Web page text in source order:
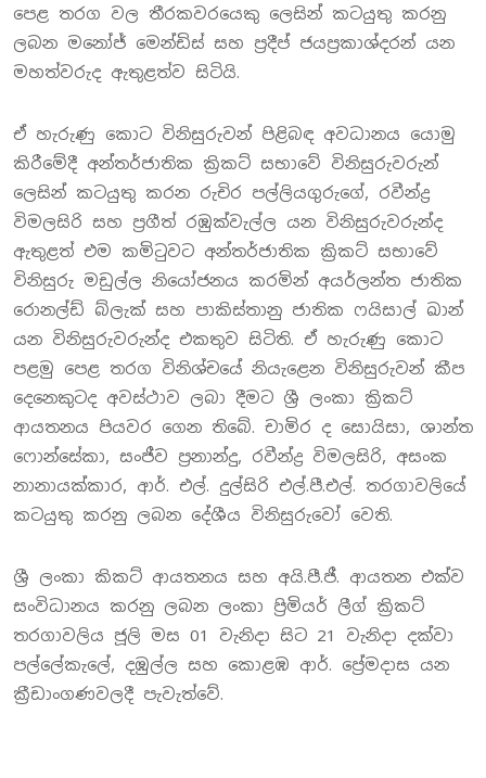
පෙළ තරග වල තීරකවරයෙකු ලෙසින් කටයුතු කරනු
ලබන මනෝජ් මෙන්ඩිස් සහ ප්‍රදීප් ජයප්‍රකාශ්දරන් යන
මහත්වරුද ඇතුළත්ව සිටියි.
ඒ හැරුණු කොට විනිසුරුවන් පිළිබඳ අවධානය යොමු
කිරීමේදී අන්තර්ජාතික ක්‍රිකට් සභාවේ විනිසුරුවරුන්
ලෙසින් කටයුතු කරන රුචිර පල්ලියගුරුගේ, රවීන්ද්‍ර
විමලසිරි සහ ප්‍රගීත් රඹුක්වැල්ල යන විනිසුරුවරුන්ද
ඇතුළත් එම කමිටුවට අන්තර්ජාතික ක්‍රිකට් සභාවේ
විනිසුරු මඩුල්ල නියෝජනය කරමින් අයර්ලන්ත ජාතික
රොනල්ඩ් බ්ලැක් සහ පාකිස්තානු ජාතික ෆයිසාල් ඛාන්
යන විනිසුරුවරුන්ද එකතුව සිටිති. ඒ හැරුණු කොට
පළමු පෙළ තරග විනිශ්චයේ නියැළෙන විනිසුරුවන් කීප
දෙනෙකුටද අවස්ථාව ලබා දීමට ශ්‍රී ලංකා ක්‍රිකට්
ආයතනය පියවර ගෙන තිබේ. චාමිර ද සොයිසා, ශාන්ත
ෆොන්සේකා, සංජීව ප්‍රනාන්දු, රවීන්ද්‍ර විමලසිරි, අසංක
නානායක්කාර, ආර්. එල්. දුල්සිරි එල්.පී.එල්. තරගාවලියේ
කටයුතු කරනු ලබන දේශීය විනිසුරුවෝ වෙති.
ශ්‍රී ලංකා කිකට් ආයතනය සහ අයි.පී.ජී. ආයතන එක්ව
සංවිධානය කරනු ලබන ලංකා ප්‍රිමියර් ලීග් ක්‍රිකට්
තරගාවලිය ජූලි මස 01 වැනිදා සිට 21 වැනිදා දක්වා
පල්ලේකැලේ, දඹුල්ල සහ කොළඹ ආර්. ප්‍රේමදාස යන
ක්‍රීඩාංගණවලදී පැවැත්වේ.